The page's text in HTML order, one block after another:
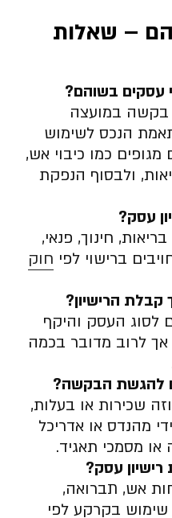
– שאלות
עסקים בשוהם?
בקשה במועצה
הנכס לשימוש
כמו כיבוי אש,
ולבסוף הנפקת
עסק?
חינוך, פנאי,
ברישוי לפי חוק
הרישיון?
העסק והיקף
אך לרוב מדובר בכמה
להגשת הבקשה?
שכירות או בעלות,
מהנדס או אדריכל
מסמכי תאגיד.
עסק?
אש, תברואה,
שימוש בקרקע לפי